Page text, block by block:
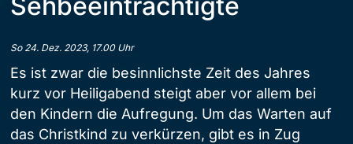
Sehbeeinträchtigte
So 24. Dez. 2023, 17.00 Uhr
Es ist zwar die besinnlichste Zeit des Jahres
kurz vor Heiligabend steigt aber vor allem bei
den Kindern die Aufregung. Um das Warten auf
das Christkind zu verkürzen, gibt es in Zug